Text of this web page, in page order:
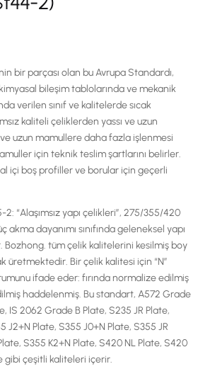
bir parçası olan bu Avrupa Standardı,
bileşim tablolarında ve mekanik
verilen sınıf ve kalitelerde sıcak
kaliteli çeliklerden yassı ve uzun
uzun mamullere daha fazla işlenmesi
için teknik teslim şartlarını belirler.
içi boş profiller ve borular için geçerli
“Alaşımsız yapı çelikleri”, 275/355/420
akma dayanımı sınıfında geleneksel yapı
Bozhong. tüm çelik kalitelerini kesilmiş boy
üretmektedir. Bir çelik kalitesi için “N”
ifade eder: fırında normalize edilmiş
haddelenmiş. Bu standart, A572 Grade
IS 2062 Grade B Plate, S235 JR Plate,
J2+N Plate, S355 J0+N Plate, S355 JR
S355 K2+N Plate, S420 NL Plate, S420
gibi çeşitli kaliteleri içerir.